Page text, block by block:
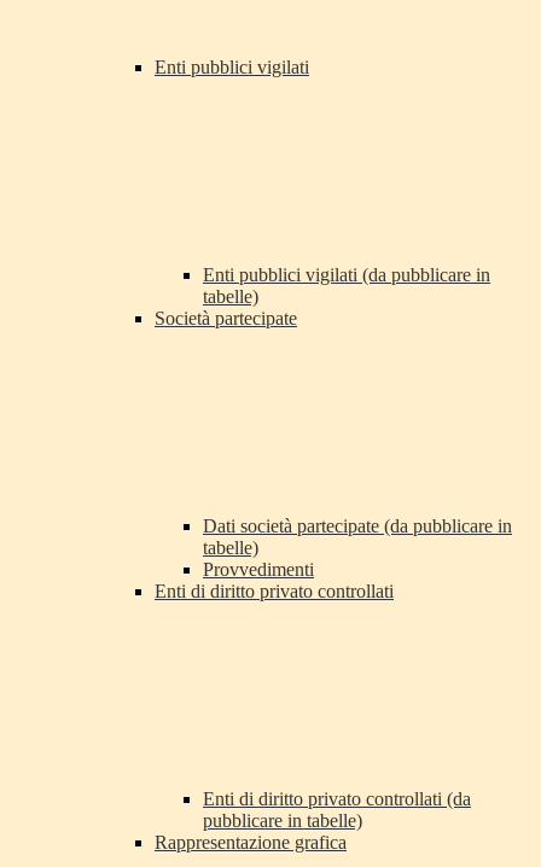
Enti pubblici vigilati
Enti pubblici vigilati (da pubblicare in
tabelle)
Società partecipate
Dati società partecipate (da pubblicare in
tabelle)
Provvedimenti
Enti di diritto privato controllati
Enti di diritto privato controllati (da
pubblicare in tabelle)
Rappresentazione grafica